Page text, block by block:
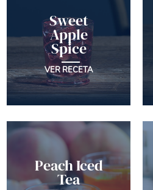
Sweet
Apple
Spice
VER RECETA
Peach Iced
Tea